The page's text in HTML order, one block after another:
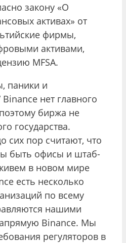
закону «О
активах» от
фирмы,
активами,
MFSA.
паники и
нет главного
биржа не
государства.
сих пор считают, что
быть офисы и штаб-
в новом мире
есть несколько
по всему
нашими
Binance. Мы
регуляторов в